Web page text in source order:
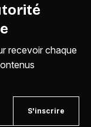
recevoir chaque
S'inscrire